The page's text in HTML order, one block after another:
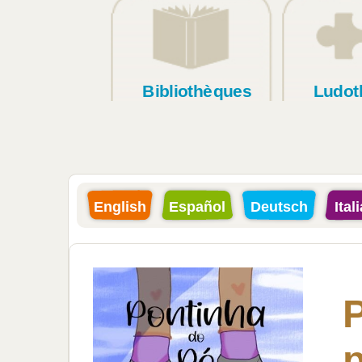
Bibliothèques
English Español Deutsch